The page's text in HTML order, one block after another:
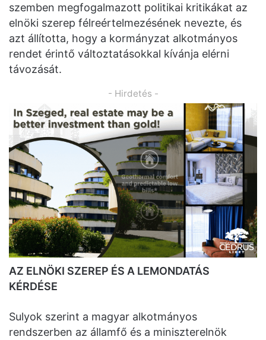
szemben megfogalmazott politikai kritikákat az
elnöki szerep félreértelmezésének nevezte, és
azt állította, hogy a kormányzat alkotmányos
rendet érintő változtatásokkal kívánja elérni
távozását.
- Hirdetés -
AZ ELNÖKI SZEREP ÉS A LEMONDATÁS
KÉRDÉSE
Sulyok szerint a magyar alkotmányos
rendszerben az államfő és a miniszterelnök